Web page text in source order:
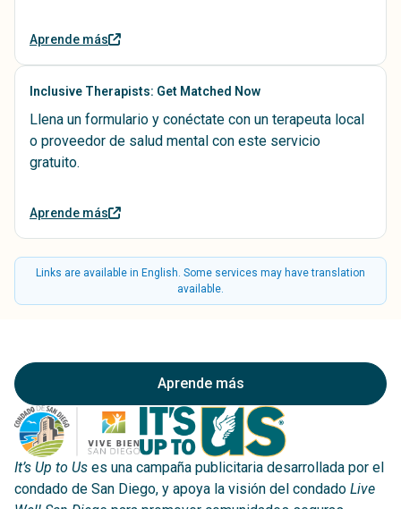
Aprende más
Inclusive Therapists: Get Matched Now
Llena un formulario y conéctate con un terapeuta local
o proveedor de salud mental con este servicio
gratuito.
Aprende más
Links are available in English. Some services may have translation
available.
Aprende más
It’s Up to Us es una campaña publicitaria desarrollada por el
condado de San Diego, y apoya la visión del condado Live